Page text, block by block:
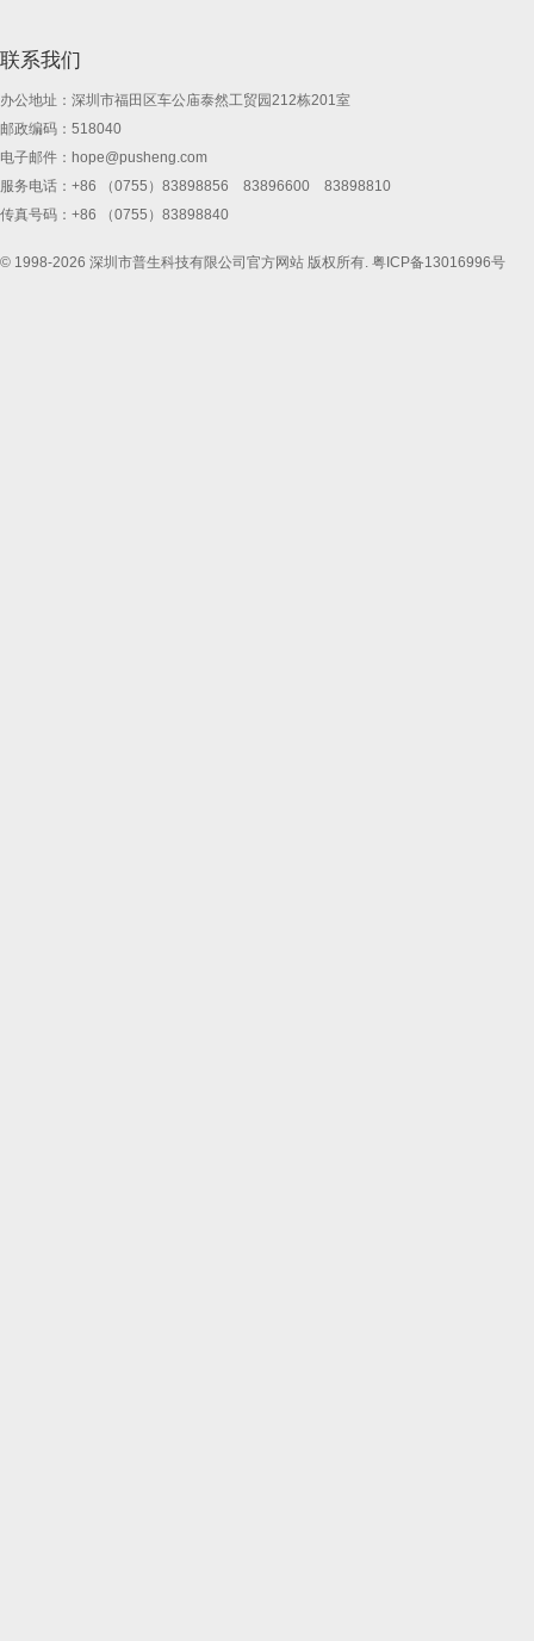
联系我们
办公地址：深圳市福田区车公庙泰然工贸园212栋201室
邮政编码：518040
电子邮件： hope@pusheng.com
服务电话：+86 （0755）83898856 83896600 83898810
传真号码：+86 （0755）83898840
© 1998-2026 深圳市普生科技有限公司官方网站 版权所有. 粤ICP备13016996号